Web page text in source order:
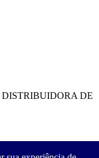
DISTRIBUIDORA DE